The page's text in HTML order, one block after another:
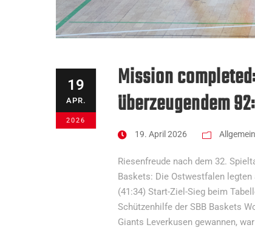
19
APR.
2026
Mission
überzeugendem
19. April 2026 Allgemein
Riesenfreude nach dem 32.
Baskets: Die Ostwestfalen legten
(41:34) Start-Ziel-Sieg beim
Schützenhilfe der SBB Baskets
Giants Leverkusen gewannen,